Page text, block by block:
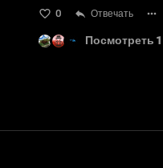
0 Отвечать
Посмотреть